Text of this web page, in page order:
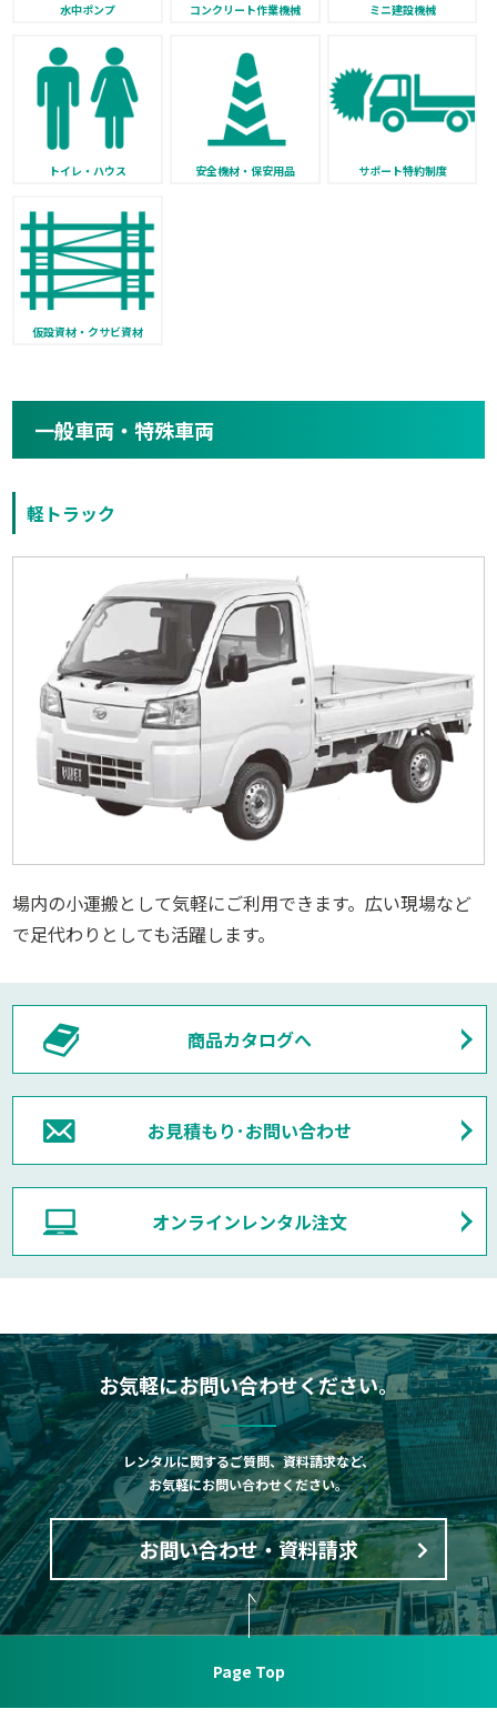
水中ポンプ コンクリート作業機械 ミニ建設機械
トイレ・ハウス 安全機材・保安用品 サポート特約制度
仮設資材・クサビ資材
一般車両・特殊車両
軽トラック
場内の小運搬として気軽にご利用できます。広い現場など
で足代わりとしても活躍します。
商品カタログへ
お見積もり･お問い合わせ
オンラインレンタル注文
お気軽にお問い合わせください。
レンタルに関するご質問、資料請求など、
お気軽にお問い合わせください。
お問い合わせ・資料請求
Page Top